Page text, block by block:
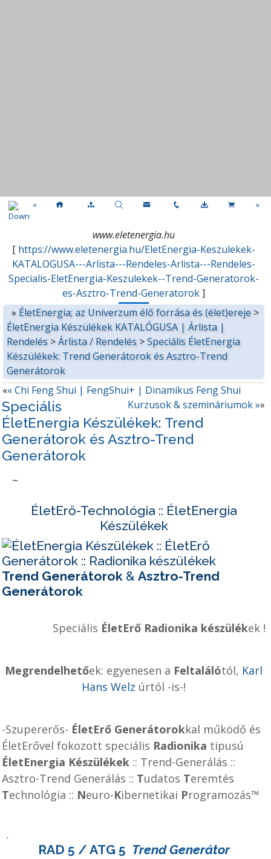
« »
www.eletenergia.hu
[ https://www.eletenergia.hu/EletEnergia-Keszulekek-
KATALOGUSA---Arlista---Rendeles-Arlista---Rendeles-
Specialis-EletEnergia-Keszulekek--Trend-Generatorok-
es-Asztro-Trend-Generatorok]
» ÉletEnergia; az Univerzum élő forrása és (élet)ereje >
ÉletEnergia Készülékek KATALÓGUSA | Árlista |
Rendelés >Árlista / Rendelés >Speciális ÉletEnergia
Készülékek: Trend Generátorok és Asztro-Trend
Generátorok
«« Chi Feng Shui | FengShui+ | Dinamikus Feng Shui
Kurzusok & szemináriumok »»
Speciális
ÉletEnergia Készülékek: Trend
Generátorok és Asztro-Trend
Generátorok
~
ÉletErő-Technológia :: ÉletEnergia
Készülékek
Trend Generátorok & Asztro-Trend
Generátorok
Speciális ÉletErő Radionika készülékek !
Megrendelhetőek: egyenesen a Feltalálótól, Karl
Hans Welz úrtól -is-!
-Szupererős- ÉletErő Generátorokkal működő és
ÉletErővel fokozott speciális Radionika tipusú
ÉletEnergia Készülékek :: Trend-Generálás ::
Asztro-Trend Generálás :: Tudatos Teremtés
Technológia :: Neuro-Kibernetikai Programozás™
.
RAD 5 / ATG 5 Trend Generátor